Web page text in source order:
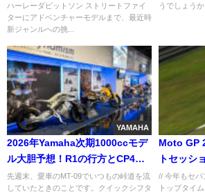
ハーレーダビットソン ストリートファイ
ターにアドベンチャーモデルまで、最近時
新ジャンルへの挑...
うでしょうか
YAMAHA
2026年Yamaha次期1000ccモデ
ル大胆予想！R1の行方とCP4エ
ンジンの未来
先週末、愛車のMT-09でいつもの峠道を流
していたときのことです。クイックシフタ
Moto GP
トセッシ
// 今年もセパ
トップタイ